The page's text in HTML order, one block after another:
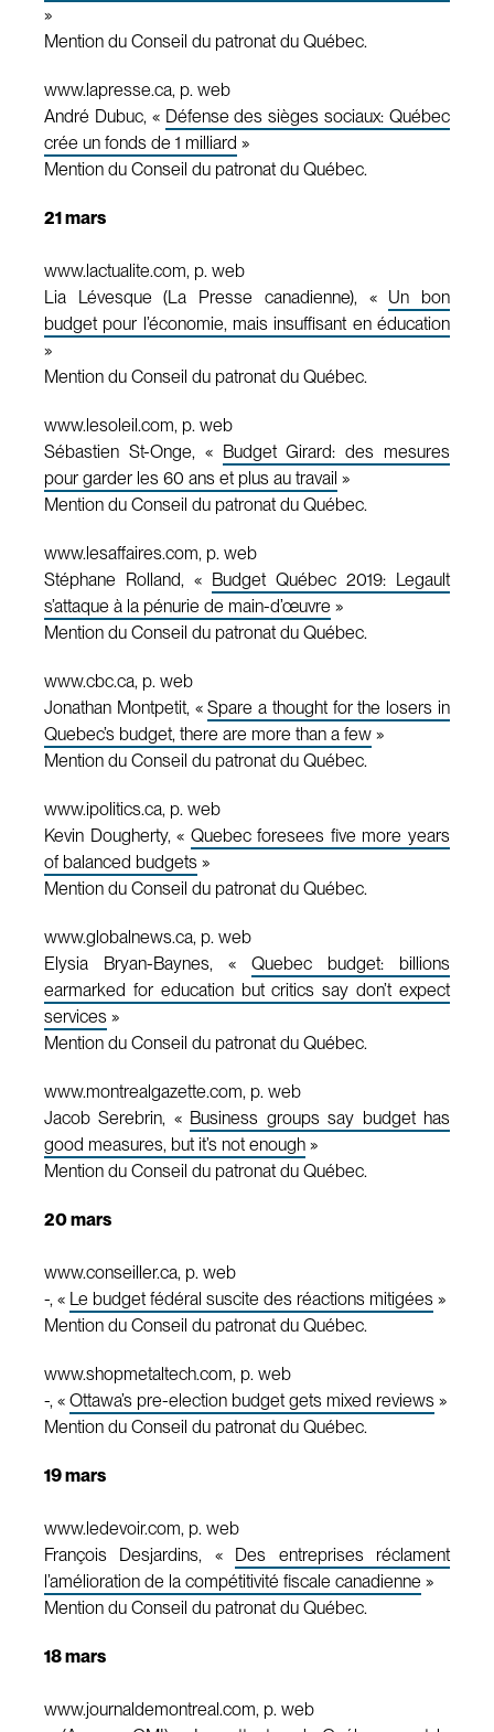
»
Mention du Conseil du patronat du Québec.
www.lapresse.ca, p. web
André Dubuc, « Défense des sièges sociaux: Québec
crée un fonds de 1 milliard »
Mention du Conseil du patronat du Québec.
21 mars
www.lactualite.com, p. web
Lia Lévesque (La Presse canadienne), « Un bon
budget pour l’économie, mais insuffisant en éducation
»
Mention du Conseil du patronat du Québec.
www.lesoleil.com, p. web
Sébastien St-Onge, « Budget Girard: des mesures
pour garder les 60 ans et plus au travail »
Mention du Conseil du patronat du Québec.
www.lesaffaires.com, p. web
Stéphane Rolland, « Budget Québec 2019: Legault
s’attaque à la pénurie de main-d’œuvre »
Mention du Conseil du patronat du Québec.
www.cbc.ca, p. web
Jonathan Montpetit, «Spare a thought for the losers in
Quebec’s budget, there are more than a few »
Mention du Conseil du patronat du Québec.
www.ipolitics.ca, p. web
Kevin Dougherty, « Quebec foresees five more years
of balanced budgets »
Mention du Conseil du patronat du Québec.
www.globalnews.ca, p. web
Elysia Bryan-Baynes, « Quebec budget: billions
earmarked for education but critics say don’t expect
services »
Mention du Conseil du patronat du Québec.
www.montrealgazette.com, p. web
Jacob Serebrin, « Business groups say budget has
good measures, but it’s not enough »
Mention du Conseil du patronat du Québec.
20 mars
www.conseiller.ca, p. web
-, « Le budget fédéral suscite des réactions mitigées »
Mention du Conseil du patronat du Québec.
www.shopmetaltech.com, p. web
-, « Ottawa’s pre-election budget gets mixed reviews »
Mention du Conseil du patronat du Québec.
19 mars
www.ledevoir.com, p. web
François Desjardins, « Des entreprises réclament
l’amélioration de la compétitivité fiscale canadienne »
Mention du Conseil du patronat du Québec.
18 mars
www.journaldemontreal.com, p. web